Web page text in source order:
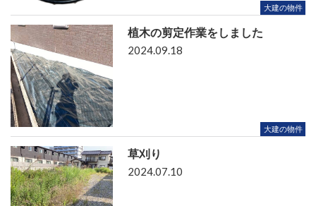
大建の物件
植木の剪定作業をしました
大建の物件
2024.09.18
草刈り
2024.07.10